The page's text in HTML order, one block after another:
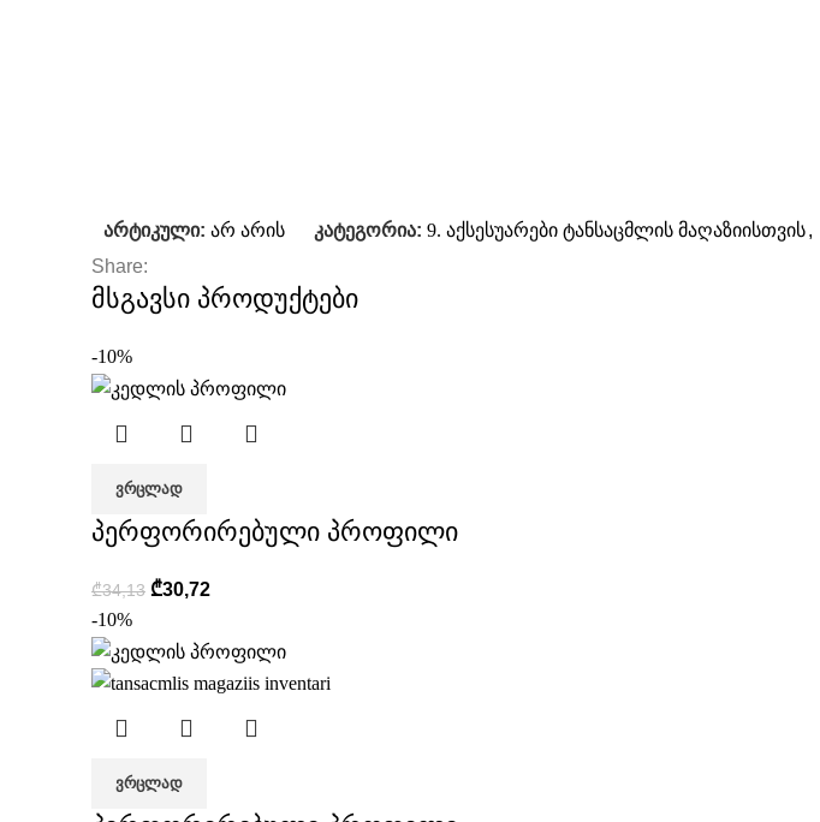
არტიკული: არ არის კატეგორია: 9. აქსესუარები ტანსაცმლის მაღაზიისთვის,
Share:
მსგავსი პროდუქტები
-10%
ᲕᲠᲪᲚᲐᲓ
პერფორირებული პროფილი
₾34,13 ₾30,72
-10%
ᲕᲠᲪᲚᲐᲓ